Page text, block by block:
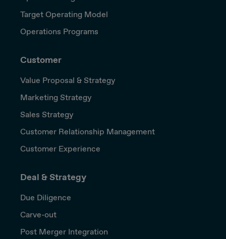
Target Operating Model
Operations Programs
Customer
Value Proposal & Strategy
Marketing Strategy
Sales Strategy
Customer Relationship Management
Customer Experience
Deal & Strategy
Due Diligence
Carve-out
Post Merger Integration